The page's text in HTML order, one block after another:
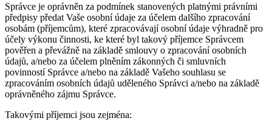
Správce je oprávněn za podmínek stanovených platnými právními
předpisy předat Vaše osobní údaje za účelem dalšího zpracování
osobám (příjemcům), které zpracovávají osobní údaje výhradně pro
účely výkonu činnosti, ke které byl takový příjemce Správcem
pověřen a převážně na základě smlouvy o zpracování osobních
údajů, a/nebo za účelem plněním zákonných či smluvních
povinností Správce a/nebo na základě Vašeho souhlasu se
zpracováním osobních údajů uděleného Správci a/nebo na základě
oprávněného zájmu Správce.
Takovými příjemci jsou zejména: